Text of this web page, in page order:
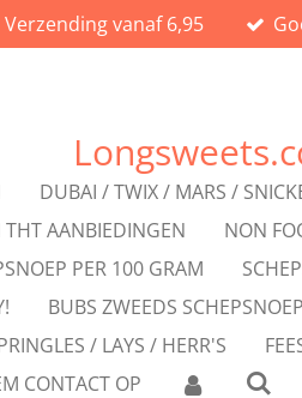
Verzending vanaf 6,95
DUBAI / TWIX / MARS /
THT AANBIEDINGEN NON
PER 100 GRAM
BUBS ZWEEDS SCHEPSNOEP
/ LAYS / HERR'S
CONTACT OP